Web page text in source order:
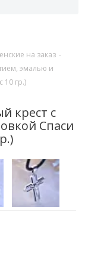
на заказ -
эмалью и
10 гр.)
крест с
Спаси